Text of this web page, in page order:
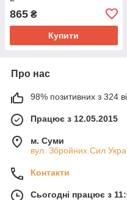
865 ₴
Купити
Про нас
98% позитивних з 324
Працює з 12.05.2015
м. Суми
вул. Збройних Сил
Контакти
Сьогодні працює з